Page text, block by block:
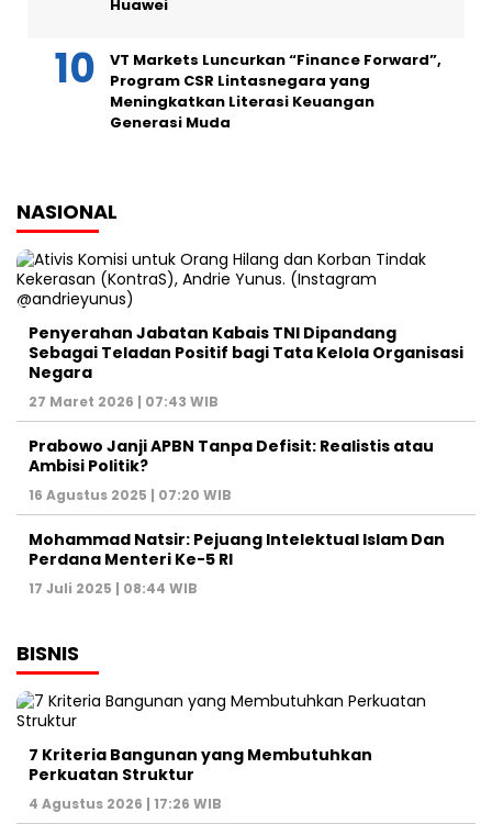
Huawei
VT Markets Luncurkan “Finance Forward”,
Program CSR Lintasnegara yang
Meningkatkan Literasi Keuangan
Generasi Muda
NASIONAL
Penyerahan Jabatan Kabais TNI Dipandang
Sebagai Teladan Positif bagi Tata Kelola Organisasi
Negara
27 Maret 2026 | 07:43 WIB
Prabowo Janji APBN Tanpa Defisit: Realistis atau
Ambisi Politik?
16 Agustus 2025 | 07:20 WIB
Mohammad Natsir: Pejuang Intelektual Islam Dan
Perdana Menteri Ke-5 RI
17 Juli 2025 | 08:44 WIB
BISNIS
7 Kriteria Bangunan yang Membutuhkan
Perkuatan Struktur
4 Agustus 2026 | 17:26 WIB